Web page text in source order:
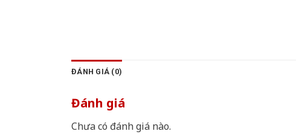
ĐÁNH GIÁ (0)
Đánh giá
Chưa có đánh giá nào.